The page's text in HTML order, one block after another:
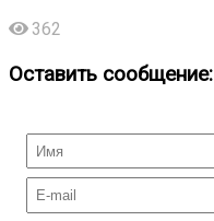
362
Оставить сообщение: